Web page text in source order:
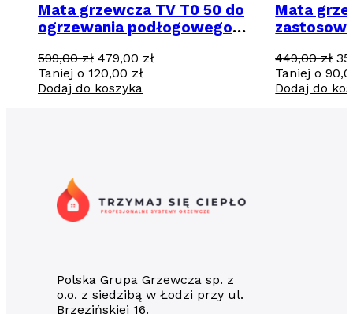
Mata grzewcza TV T0 50 do
ogrzewania podłogowego
599,00zł Pierwotna
cena
wynosiła:
479,00 złAktualna
Taniej o 120,00 zł
Dodaj do koszyka
Mata
449,00zł
Taniej o
Dodaj do
Polska Grupa Grzewcza sp. z
o.o. z siedzibą w Łodzi przy ul.
Brzezińskiej 16.